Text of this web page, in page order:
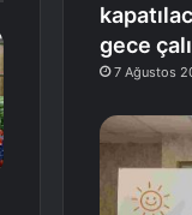
gece
7 Ağustos